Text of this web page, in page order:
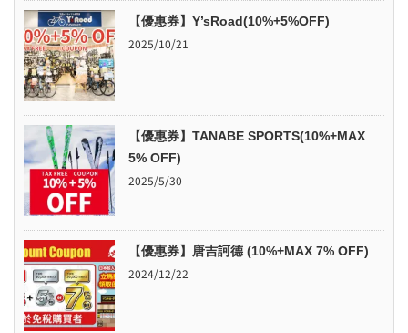
【優惠券】Y’sRoad(10%+5%OFF)
2025/10/21
【優惠券】TANABE SPORTS(10%+MAX
5% OFF)
2025/5/30
【優惠券】唐吉訶德 (10%+MAX 7% OFF)
2024/12/22